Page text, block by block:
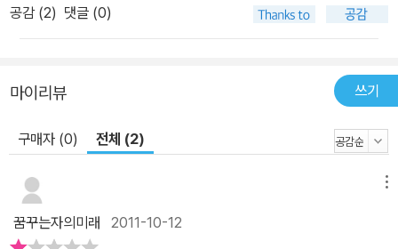
관련된 암시와 문제의식, 중국인들의 세계관과 자연관을 고전 문헌의
분석을 통해 흥미로운 이야깃거리를 더해준다. 서양 출신의 중국학자
지식은 실로 감탄을 금치 못한다. 저자와 역자의 학문적 열정과 치밀
쳐진 중국의 환경변화를 서술한 저자의 방식은 놀라우리만치 다채롭
하고, 어떤 때는 단어 하나로 한 편의 시나 인용문 전체를 요약해버린
다. 게다가 3000년의 시간과 공간을 자유롭게 넘나들면서 1차 사료
를 아주 적절하게 활용해 환경변화를 설명한다. 이러한 점에서 그는
공감 (2) 댓글 (0)
마이리뷰 쓰기
구매자 (0) 전체 (2)
꿈꾸는자의미래 2011-10-12